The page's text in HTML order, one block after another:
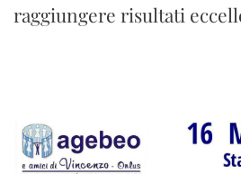
raggiungere risultati